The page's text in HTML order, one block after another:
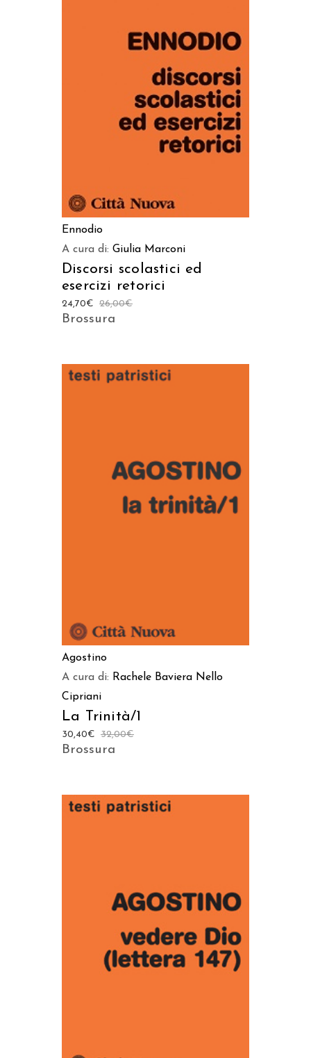
AGGIUNGI AL CARRELLO
Ennodio
A cura di: Giulia Marconi
Discorsi scolastici ed
esercizi retorici
26,00€
24,70€
Brossura
AGGIUNGI AL CARRELLO
Agostino
A cura di: Rachele Baviera Nello
Cipriani
La Trinità/1
32,00€
30,40€
Brossura
AGGIUNGI AL CARRELLO